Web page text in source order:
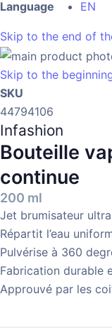
Language
EN
Skip to the end of
Skip to the
SKU
44794106
Infashion
Bouteille
continue
200 ml
Jet brumisateur
Répartit l’eau
Pulvérise à 360
Fabrication durable
Approuvé par les